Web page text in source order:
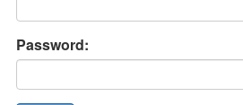
Password: